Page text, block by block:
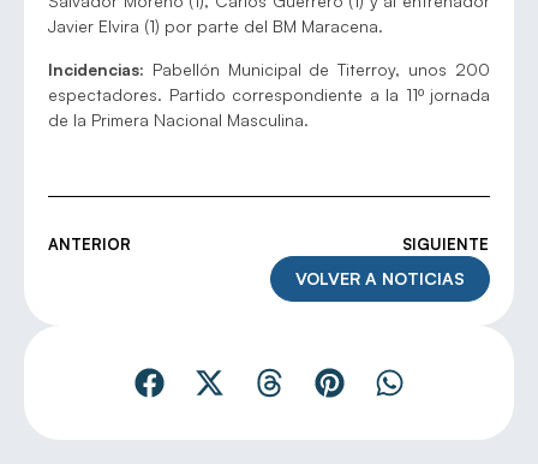
Javier Elvira (1) por parte del BM Maracena.
Incidencias: Pabellón Municipal de Titerroy, unos 200
espectadores. Partido correspondiente a la 11º jornada
de la Primera Nacional Masculina.
ANTERIOR SIGUIENTE
VOLVER A NOTICIAS